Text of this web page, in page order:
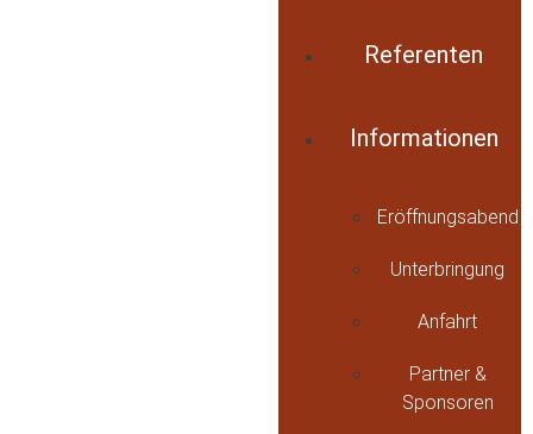
Referenten
Informationen
Eröffnungsabend
Unterbringung
Anfahrt
Partner &
Sponsoren